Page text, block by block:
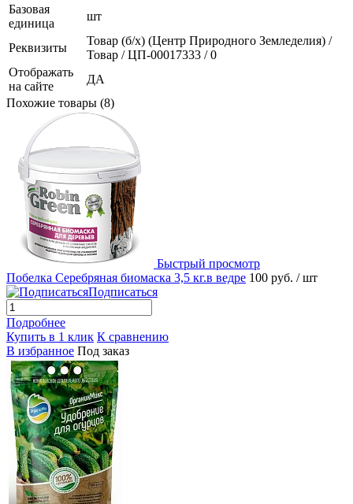
Базовая
единица
шт
Реквизиты
Товар (б/х) (Центр Природного Земледелия) /
Товар / ЦП-00017333 / 0
Отображать
на сайте
ДА
Похожие товары (8)
Быстрый просмотр
Побелка Серебряная биомаска 3,5 кг.в ведре 100 руб. / шт
Подписаться
Подробнее
Купить в 1 клик К сравнению
В избранное Под заказ